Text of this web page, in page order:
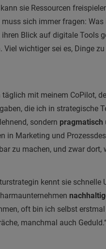
sie Ressourcen
sich immer fragen:
Blick auf digitale Tools
Viel wichtiger sei es, Dinge
täglich mit meinem CoPilot,
die ich in strategische
sondern pragmatisch
in Marketing und
zu machen, und zwar dort,
kennt sie
oft bin ich selbst
manchmal auch Geduld.“